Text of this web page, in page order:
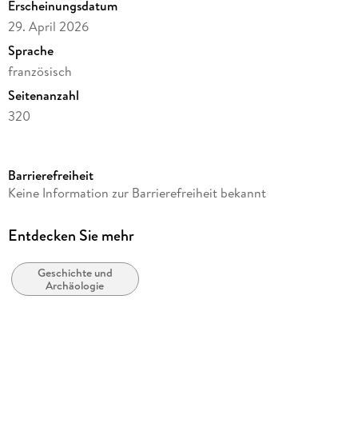
Erscheinungsdatum
29. April 2026
Sprache
französisch
Seitenanzahl
320
Autor/Autorin
Verlag/Hersteller
Produktart
kartoniert
Barrierefreiheit
Keine Information zur Barrierefreiheit bekannt
Entdecken Sie mehr
Geschichte und
Archäologie